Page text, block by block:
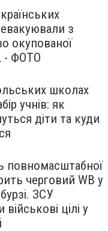
евакуювали з
окупованої
- ФОТО
школах
учнів: як
діти та куди
повномасштабної
черговий WB у
ЗСУ
військові цілі у